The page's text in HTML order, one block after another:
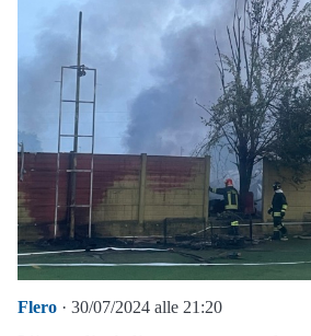
Flero · 30/07/2024 alle 21:20